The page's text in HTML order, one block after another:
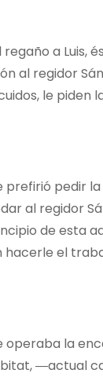
a Luis,
al regidor
le piden
prefirió pedir
al regidor
de esta
hacerle el
operaba la
―actual